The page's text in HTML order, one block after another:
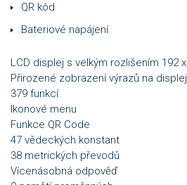
QR kód
Bateriové napájení
LCD displej s velkým rozlišením 192
Přirozené zobrazení výrazů na
379 funkcí
Ikonové menu
Funkce QR Code
47 vědeckých konstant
38 metrických převodů
Vícenásobná odpověď